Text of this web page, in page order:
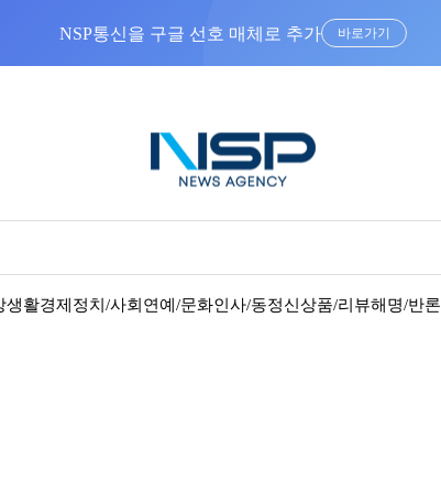
NSP통신을 구글 선호 매체로 추가 바로가기
생활경제 정치/사회 연예/문화인사/동정신상품/리뷰해명/반론